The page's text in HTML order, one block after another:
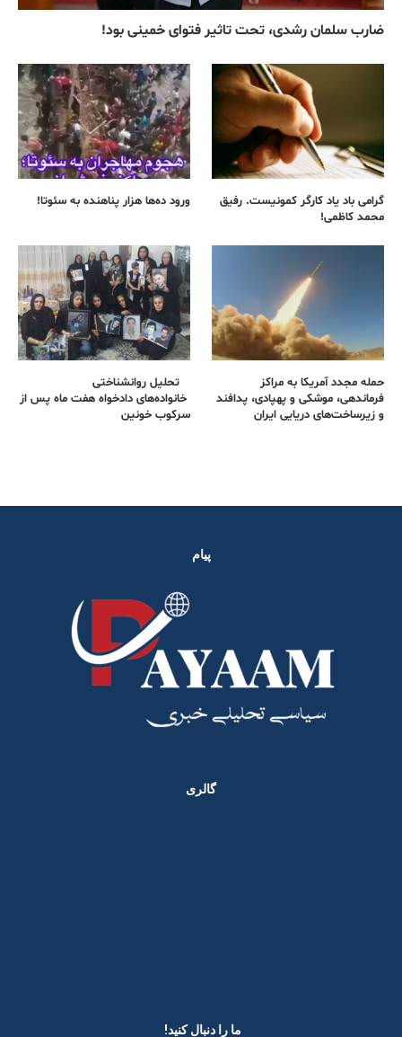
ضارب سلمان رشدی، تحت تاثیر فتوای خمینی بود!
گرامی باد یاد کارگر کمونیست. رفیق
محمد کاظمی!
ورود ده‌ها هزار پناهنده به سئوتا!
حمله مجدد آمریکا به مراکز
فرماندهی، موشکی و پهپادی، پدافند
و زیرساخت‌های دریایی ایران
تحلیل روانشناختی
خانواده‌های دادخواه هفت ماه پس از
سرکوب خونین
پیام
گالری
ما را دنبال کنید! ​